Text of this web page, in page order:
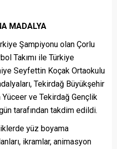
MADALYA
Şampiyonu olan Çorlu
Takımı ile Türkiye
Seyfettin Koçak Ortaokulu
Tekirdağ Büyükşehir
Yüceer ve Tekirdağ Gençlik
tarafından takdim edildi.
yüz boyama
ikramlar, animasyon